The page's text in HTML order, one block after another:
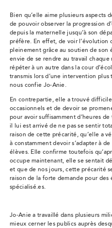
Bien qu’elle aime plusieurs aspects
de pouvoir observer la progression
depuis la maternelle jusqu’à son
préfère. En effet, de voir l’évolution
pleinement grâce au soutien de son
envie de se rendre au travail
répéter à un autre dans la cour
transmis lors d’une intervention plus
nous confie Jo-Anie.
En contrepartie, elle a trouvé
occasionnels et de devoir se
pour avoir suffisamment d’heures
il lui est arrivé de ne pas se sentir
raison de cette précarité, qu’elle a
à constamment devoir s’adapter à
élèves. Elle confirme toutefois
occupe maintenant, elle se sentait
et que de nos jours, cette précarité
raison de la forte demande pour des
spécialisé.es.
Jo-Anie a travaillé dans plusieurs
mieux cerner les publics auprès